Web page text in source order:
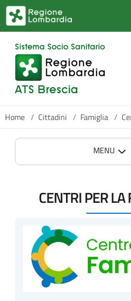
Salta al contenuto principale
Home / Cittadini / Famiglia /
MENU
CENTRI PER